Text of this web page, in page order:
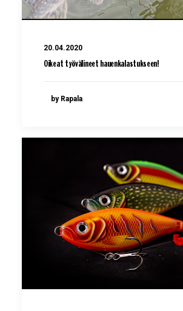
20.04.2020
Oikeat työvälineet hauenkalastukseen!
by Rapala